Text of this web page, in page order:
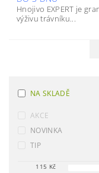
Hnojivo EXPERT je
výživu trávníku...
NA SKLADĚ
AKCE
NOVINKA
TIP
115 Kč